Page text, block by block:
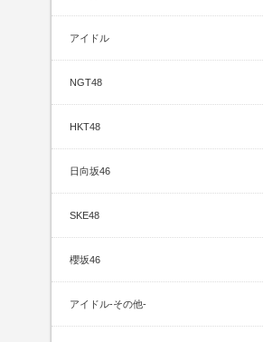
アイドル
NGT48
HKT48
日向坂46
SKE48
櫻坂46
アイドル-その他-